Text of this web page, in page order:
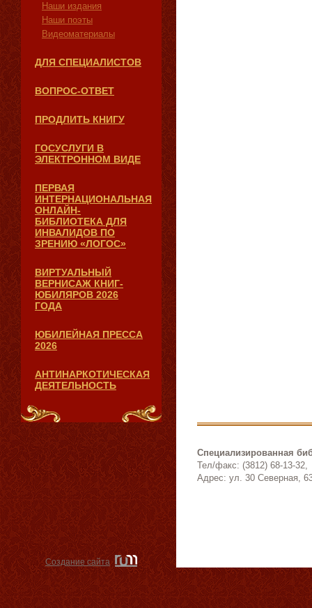
Наши издания
Наши поэты
Видеоматериалы
ДЛЯ СПЕЦИАЛИСТОВ
ВОПРОС-ОТВЕТ
ПРОДЛИТЬ КНИГУ
ГОСУСЛУГИ В
ЭЛЕКТРОННОМ ВИДЕ
ПЕРВАЯ
ИНТЕРНАЦИОНАЛЬНАЯ
ОНЛАЙН-
БИБЛИОТЕКА ДЛЯ
ИНВАЛИДОВ ПО
ЗРЕНИЮ «ЛОГОС»
ВИРТУАЛЬНЫЙ
ВЕРНИСАЖ КНИГ-
ЮБИЛЯРОВ 2026
ГОДА
ЮБИЛЕЙНАЯ ПРЕССА
2026
АНТИНАРКОТИЧЕСКАЯ
ДЕЯТЕЛЬНОСТЬ
Специализированная
Тел/факс: (3812) 68-13-32,
Адрес: ул. 30 Северная,
Создание сайта